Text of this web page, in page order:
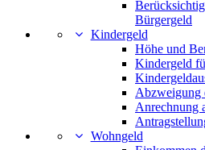
Bürgergeld
Kindergeld
Höhe und
Kindergeld
Abzweigung
Anrechnung
Wohngeld